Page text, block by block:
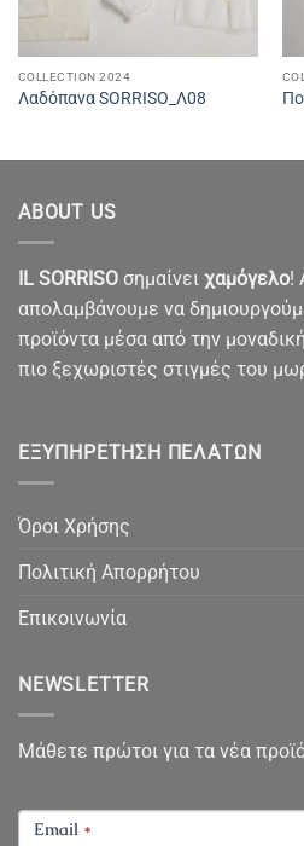
COLLECTION 2024
Λαδόπανα SORRISO_Λ08
ABOUT US
IL SORRISO σημαίνει χαμόγελο!
απολαμβάνουμε να
προϊόντα μέσα από την
πιο ξεχωριστές στιγμές του
ΕΞΥΠΗΡΈΤΗΣΗ ΠΕΛΑΤΏΝ
Όροι Χρήσης
Πολιτική Απορρήτου
Επικοινωνία
NEWSLETTER
Μάθετε πρώτοι για τα νέα
NEWSLETTER
Email *